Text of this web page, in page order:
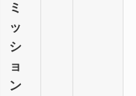
ミ
ッ
シ
ョ
ン